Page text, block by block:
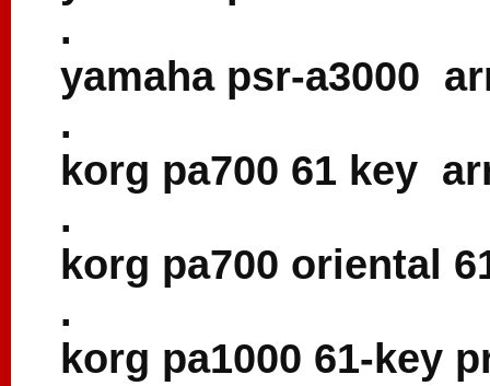
.
yamaha psr-a3000
.
korg pa700 61 key
.
korg pa700 oriental
.
korg pa1000 61-key